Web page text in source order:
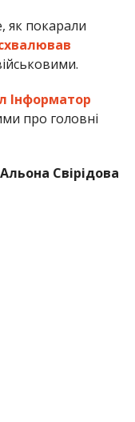
як покарали
Інформатор
про головні
Альона Свірідова